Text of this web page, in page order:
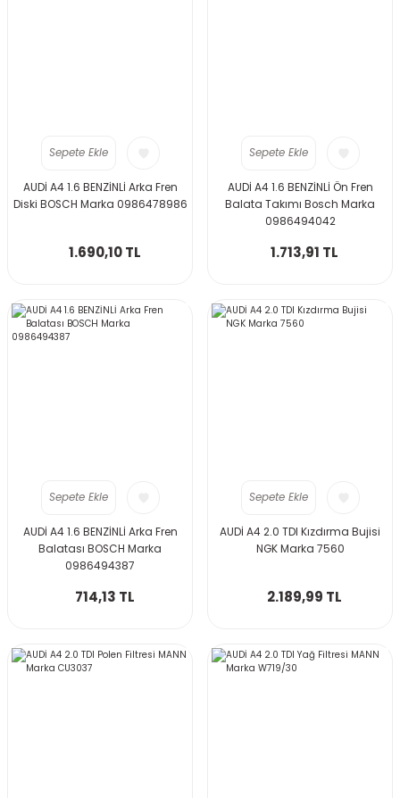
Sepete Ekle
AUDİ A4 1.6 BENZİNLİ Arka Fren
Diski BOSCH Marka 0986478986
1.690,10 TL
Sepete Ekle
AUDİ A4 1.6 BENZİNLİ Ön Fren
Balata Takımı Bosch Marka
0986494042
1.713,91 TL
Sepete Ekle
AUDİ A4 1.6 BENZİNLİ Arka Fren
Balatası BOSCH Marka
0986494387
714,13 TL
Sepete Ekle
AUDİ A4 2.0 TDI Kızdırma Bujisi
NGK Marka 7560
2.189,99 TL